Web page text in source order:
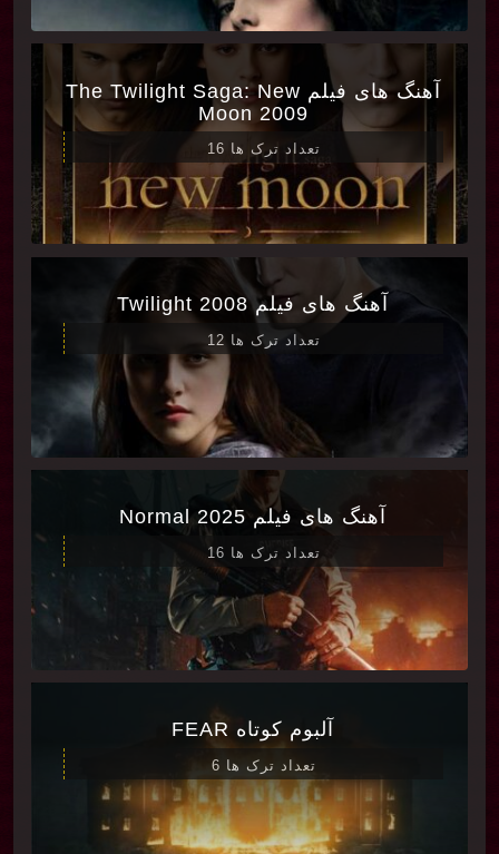
آهنگ های فیلم The Twilight Saga: New
Moon 2009
تعداد ترک ها 16
آهنگ های فیلم Twilight 2008
تعداد ترک ها 12
آهنگ های فیلم Normal 2025
تعداد ترک ها 16
آلبوم کوتاه FEAR
تعداد ترک ها 6